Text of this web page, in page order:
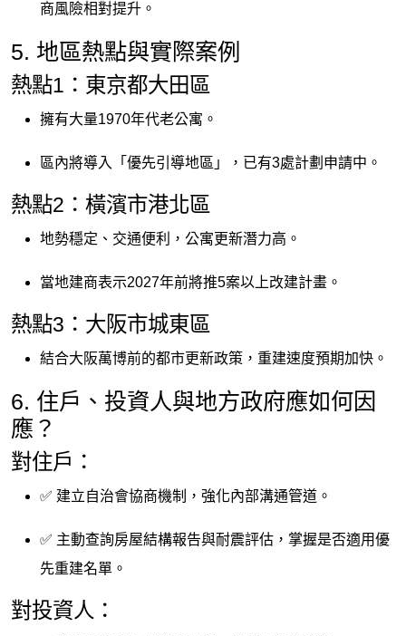
商風險相對提升。
5. 地區熱點與實際案例
熱點1：東京都大田區
擁有大量1970年代老公寓。
區內將導入「優先引導地區」，已有3處計劃申請中。
熱點2：橫濱市港北區
地勢穩定、交通便利，公寓更新潛力高。
當地建商表示2027年前將推5案以上改建計畫。
熱點3：大阪市城東區
結合大阪萬博前的都市更新政策，重建速度預期加快。
6. 住戶、投資人與地方政府應如何因
應？
對住戶：
✅ 建立自治會協商機制，強化內部溝通管道。
✅ 主動查詢房屋結構報告與耐震評估，掌握是否適用優
先重建名單。
對投資人：